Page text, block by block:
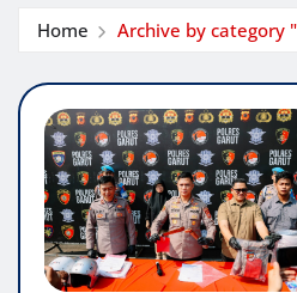
Home Archive by category